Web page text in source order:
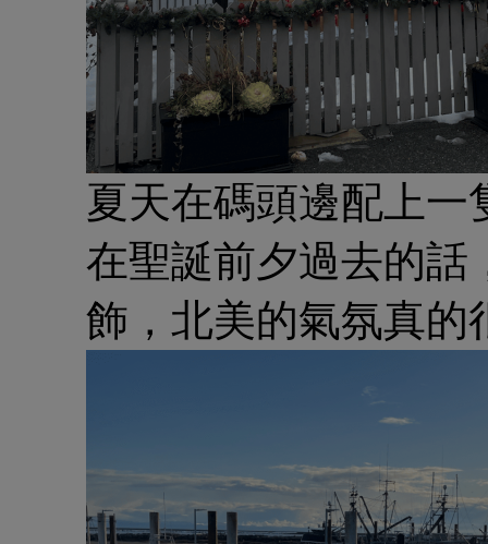
夏天在碼頭邊配上一
在聖誕前夕過去的話
飾，北美的氣氛真的